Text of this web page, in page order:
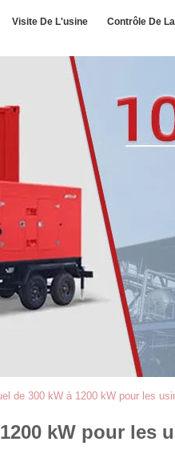
Visite De L'usine Contrôle De
de 300 kW à 1200 kW pour les
kW pour